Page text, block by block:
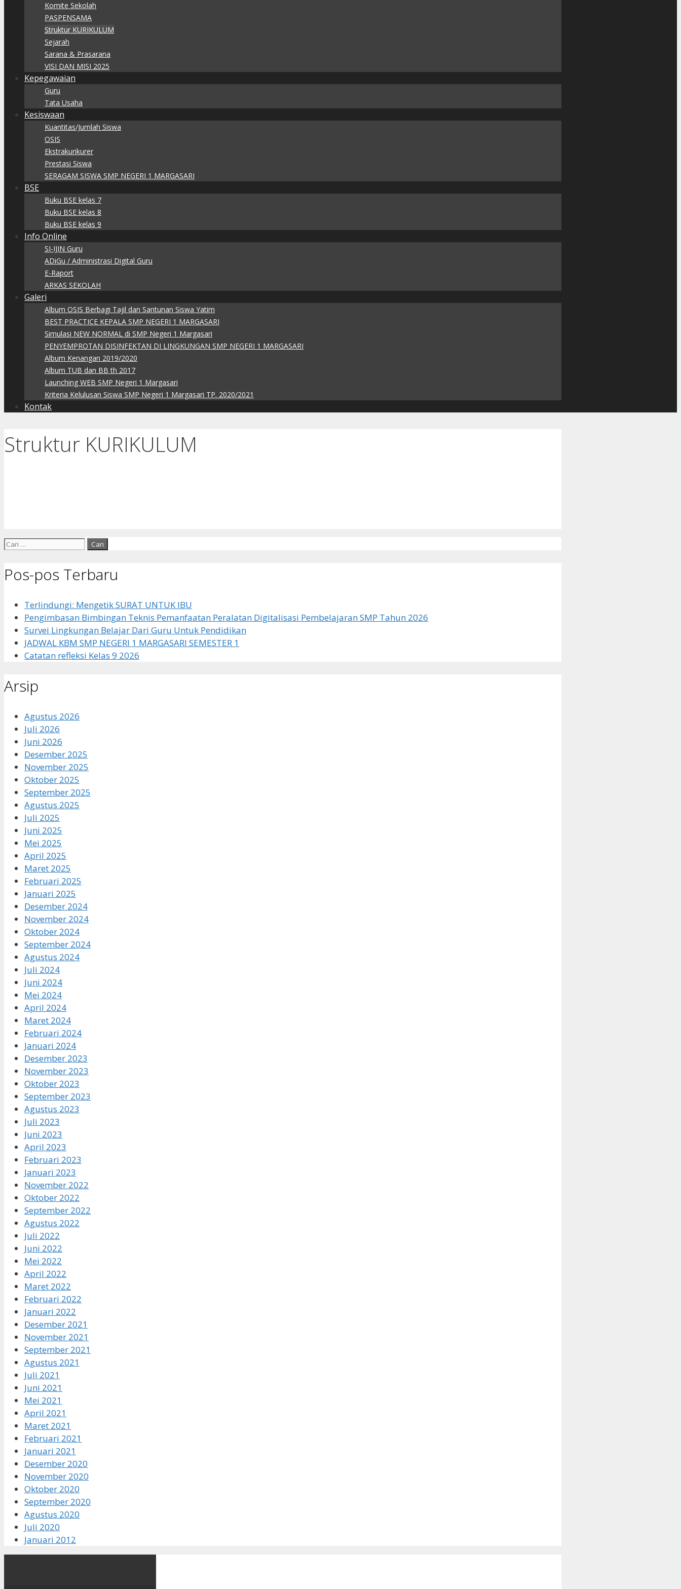
Komite Sekolah
PASPENSAMA
Struktur KURIKULUM
Sejarah
Sarana & Prasarana
VISI DAN MISI 2025
Kepegawaian
Guru
Tata Usaha
Kesiswaan
Kuantitas/Jumlah Siswa
OSIS
Ekstrakurikurer
Prestasi Siswa
SERAGAM SISWA SMP NEGERI 1 MARGASARI
BSE
Buku BSE kelas 7
Buku BSE kelas 8
Buku BSE kelas 9
Info Online
SI-IJIN Guru
ADiGu / Administrasi Digital Guru
E-Raport
ARKAS SEKOLAH
Galeri
Album OSIS Berbagi Tajil dan Santunan Siswa Yatim
BEST PRACTICE KEPALA SMP NEGERI 1 MARGASARI
Simulasi NEW NORMAL di SMP Negeri 1 Margasari
PENYEMPROTAN DISINFEKTAN DI LINGKUNGAN SMP NEGERI 1 MARGASARI
Album Kenangan 2019/2020
Album TUB dan BB th 2017
Launching WEB SMP Negeri 1 Margasari
Kriteria Kelulusan Siswa SMP Negeri 1 Margasari TP. 2020/2021
Kontak
Struktur KURIKULUM
Cari
Pos-pos Terbaru
Terlindungi: Mengetik SURAT UNTUK IBU
Pengimbasan Bimbingan Teknis Pemanfaatan Peralatan Digitalisasi Pembelajaran SMP Tahun 2026
Survei Lingkungan Belajar Dari Guru Untuk Pendidikan
JADWAL KBM SMP NEGERI 1 MARGASARI SEMESTER 1
Catatan refleksi Kelas 9 2026
Arsip
Agustus 2026
Juli 2026
Juni 2026
Desember 2025
November 2025
Oktober 2025
September 2025
Agustus 2025
Juli 2025
Juni 2025
Mei 2025
April 2025
Maret 2025
Februari 2025
Januari 2025
Desember 2024
November 2024
Oktober 2024
September 2024
Agustus 2024
Juli 2024
Juni 2024
Mei 2024
April 2024
Maret 2024
Februari 2024
Januari 2024
Desember 2023
November 2023
Oktober 2023
September 2023
Agustus 2023
Juli 2023
Juni 2023
April 2023
Februari 2023
Januari 2023
November 2022
Oktober 2022
September 2022
Agustus 2022
Juli 2022
Juni 2022
Mei 2022
April 2022
Maret 2022
Februari 2022
Januari 2022
Desember 2021
November 2021
September 2021
Agustus 2021
Juli 2021
Juni 2021
Mei 2021
April 2021
Maret 2021
Februari 2021
Januari 2021
Desember 2020
November 2020
Oktober 2020
September 2020
Agustus 2020
Juli 2020
Januari 2012